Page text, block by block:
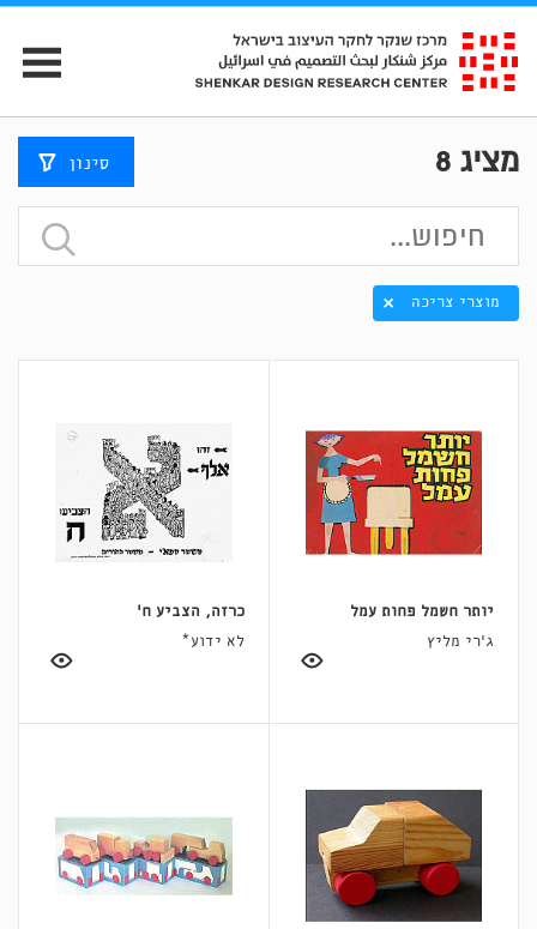
מציג 8 סינון
מוצרי צריכה
יותר חשמל פחות עמל
ג'רי מליץ
כרזה, הצביע ח'
לא ידוע*